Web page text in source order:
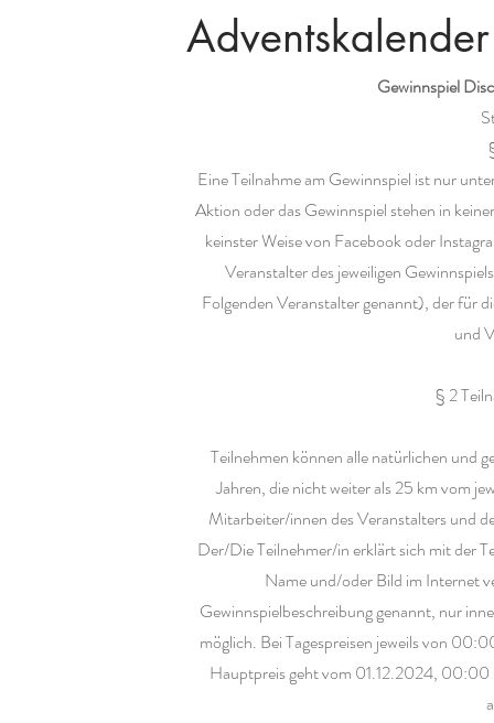
Gewinnspiel
Eine Teilnahme am Gewinnspiel ist nur
Aktion oder das Gewinnspiel stehen in
keinster Weise von Facebook oder
Veranstalter des jeweiligen
Folgenden Veranstalter genannt), der für
und
§ 2
Teilnehmen können alle natürlichen und
Jahren, die nicht weiter als 25 km vom
Mitarbeiter/innen des Veranstalters und
Der/Die Teilnehmer/in erklärt sich mit der
Name und/oder Bild im Internet
Gewinnspielbeschreibung genannt, nur
möglich. Bei Tagespreisen jeweils von
Hauptpreis geht vom 01.12.2024,